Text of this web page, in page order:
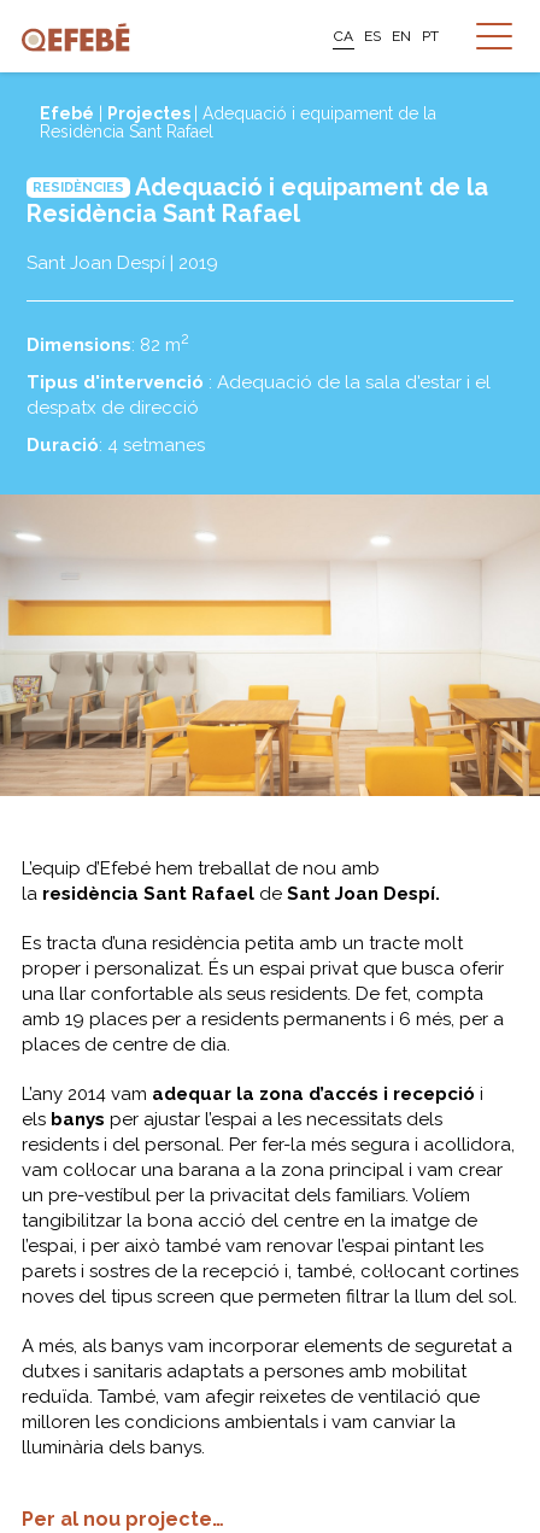
CA ES EN PT
Efebé Projectes
| Adequació i equipament de la
Residència Sant Rafael
RESIDÈNCIES
Adequació i equipament de la
Residència Sant Rafael
Sant Joan Despí | 2019
Dimensions: 82 m2
Tipus d'intervenció : Adequació de la sala d'estar i el
despatx de direcció
Duració: 4 setmanes
L’equip d’Efebé hem treballat de nou amb
la residència Sant Rafael de Sant Joan Despí.
Es tracta d’una residència petita amb un tracte molt
proper i personalizat. És un espai privat que busca oferir
una llar confortable als seus residents. De fet, compta
amb 19 places per a residents permanents i 6 més, per a
places de centre de dia.
L’any 2014 vam adequar la zona d’accés i recepció i
els banys per ajustar l’espai a les necessitats dels
residents i del personal. Per fer-la més segura i acollidora,
vam col·locar una barana a la zona principal i vam crear
un pre-vestíbul per la privacitat dels familiars. Volíem
tangibilitzar la bona acció del centre en la imatge de
l’espai, i per això també vam renovar l’espai pintant les
parets i sostres de la recepció i, també, col·locant cortines
noves del tipus screen que permeten filtrar la llum del sol.
A més, als banys vam incorporar elements de seguretat a
dutxes i sanitaris adaptats a persones amb mobilitat
reduïda. També, vam afegir reixetes de ventilació que
milloren les condicions ambientals i vam canviar la
lluminària dels banys.
Per al nou projecte…